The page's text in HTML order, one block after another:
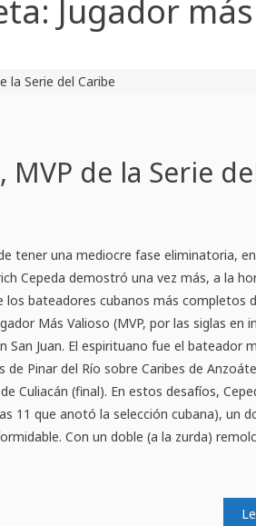
Jugador
MVP de la Serie
tener una mediocre fase eliminatoria,
Cepeda demostró una vez más, a la
bateadores cubanos más completos
Más Valioso (MVP, por las siglas en
San Juan. El espirituano fue el bateador
Pinar del Río sobre Caribes de
Culiacán (final). En estos desafíos,
11 que anotó la selección cubana), un
Con un doble (a la zurda)